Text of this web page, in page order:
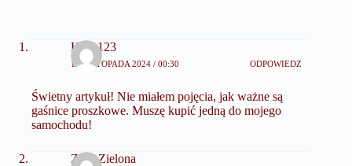
Kicia123
13 LISTOPADA 2024 / 00:30 ODPOWIEDZ
Świetny artykuł! Nie miałem pojęcia, jak ważne są
gaśnice proszkowe. Muszę kupić jedną do mojego
samochodu!
ZosiaZielona